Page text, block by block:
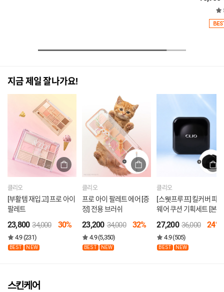
지금 제일 잘나가요!
클리오
[부활템 재입고] 프로 아이
팔레트
23,800 34,000 30%
4.9 (231)
BEST NEW
클리오
프로 아이 팔레트 에어 [증
정] 전용 브러쉬
23,200 34,000 32%
4.9 (5,350)
BEST NEW
클리오
[스웻프루프] 킬커버 파운
웨어 쿠션 기획세트 [본품
27,200 36,000 24%
4.9 (505)
BEST NEW
스킨케어